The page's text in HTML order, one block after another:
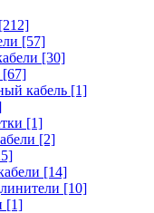
[212]
[57]
[30]
[67]
кабель [1]
[1]
[2]
[14]
[10]
[1]